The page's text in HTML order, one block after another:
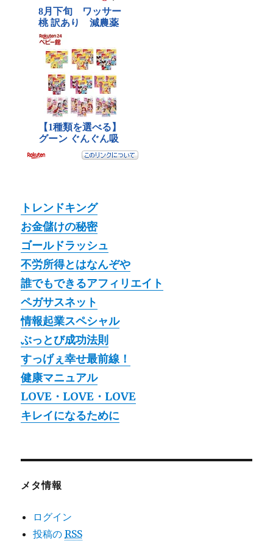
トレンドキング
お金儲けの秘密
ゴールドラッシュ
不労所得とはなんぞや
誰でもできるアフィリエイト
ペガサスネット
情報起業スペシャル
ぶっとび成功法則
すっげぇ幸せ最前線！
健康マニュアル
LOVE・LOVE・LOVE
キレイになるために
メタ情報
ログイン
投稿のRSS